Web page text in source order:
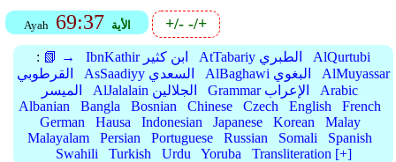
Ayah 69:37 الأية +/--/+
: 📗 → IbnKathir ابن كثير AtTabariy الطبري
AlQurtubi
القرطوبي
AsSaadiyy السعدي AlBaghawi البغوي
AlMuyassar
الميسر
AlJalalain الجلالين Grammar الإعراب
Arabic
Albanian
Bangla Bosnian Chinese Czech English
French
German
Hausa Indonesian Japanese Korean
Malay
Malayalam
Persian Portuguese Russian Somali
Spanish
Swahili
Turkish Urdu Yoruba Transliteration [+]